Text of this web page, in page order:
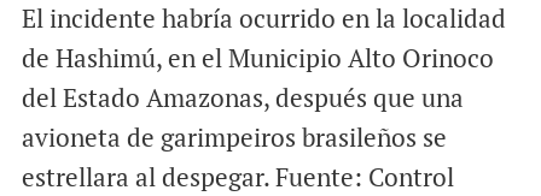
El incidente habría ocurrido en la localidad
de Hashimú, en el Municipio Alto Orinoco
del Estado Amazonas, después que una
avioneta de garimpeiros brasileños se
estrellara al despegar. Fuente: Control